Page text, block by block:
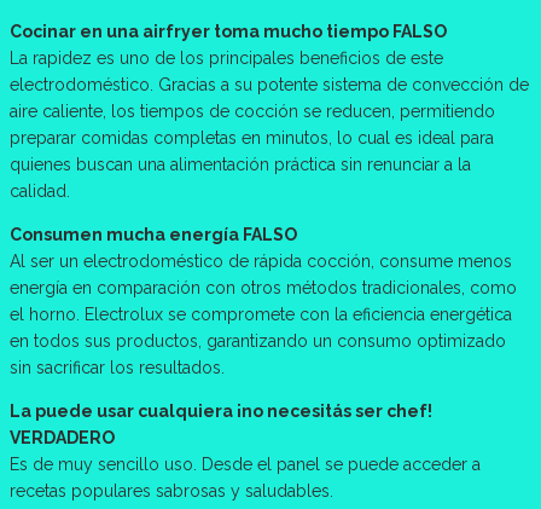
Cocinar en una airfryer toma mucho tiempo FALSO
La rapidez es uno de los principales beneficios de este
electrodoméstico. Gracias a su potente sistema de convección de
aire caliente, los tiempos de cocción se reducen, permitiendo
preparar comidas completas en minutos, lo cual es ideal para
quienes buscan una alimentación práctica sin renunciar a la
calidad.
Consumen mucha energía FALSO
Al ser un electrodoméstico de rápida cocción, consume menos
energía en comparación con otros métodos tradicionales, como
el horno. Electrolux se compromete con la eficiencia energética
en todos sus productos, garantizando un consumo optimizado
sin sacrificar los resultados.
La puede usar cualquiera ¡no necesitás ser chef!
VERDADERO
Es de muy sencillo uso. Desde el panel se puede acceder a
recetas populares sabrosas y saludables.